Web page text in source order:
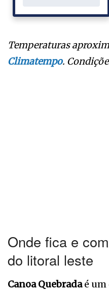
Temperaturas
Climatempo.
Onde fica e
do litoral leste
Canoa Quebradaé